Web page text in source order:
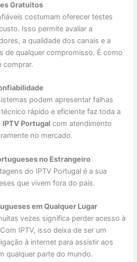
Gratuitos
costumam oferecer testes
Isso permite avaliar a
a qualidade dos canais e a
de qualquer compromisso. É como
comprar.
podem apresentar falhas
rápido e eficiente faz toda a
IPTV Portugal com atendimento
no mercado.
no Estrangeiro
do IPTV Portugal é a sua
que vivem fora do país.
em Qualquer Lugar
vezes significa perder acesso à
IPTV, isso deixa de ser um
à internet para assistir aos
qualquer parte do mundo.